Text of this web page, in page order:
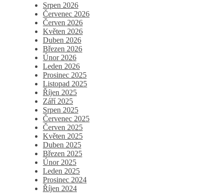
Srpen 2026
Červenec 2026
Červen 2026
Květen 2026
Duben 2026
Březen 2026
Únor 2026
Leden 2026
Prosinec 2025
Listopad 2025
Říjen 2025
Září 2025
Srpen 2025
Červenec 2025
Červen 2025
Květen 2025
Duben 2025
Březen 2025
Únor 2025
Leden 2025
Prosinec 2024
Říjen 2024